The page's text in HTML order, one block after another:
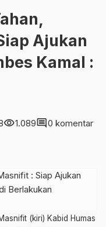
Ajukan
Kamal :
visibility1.089comment0 komentar
(kiri) Kabid Humas